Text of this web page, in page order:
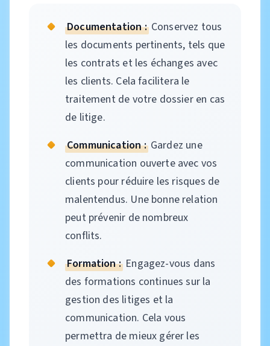
Documentation :Conservez tous
les documents pertinents, tels que
les contrats et les échanges avec
les clients. Cela facilitera le
traitement de votre dossier en cas
de litige.
Communication :Gardez une
communication ouverte avec vos
clients pour réduire les risques de
malentendus. Une bonne relation
peut prévenir de nombreux
conflits.
Formation :Engagez-vous dans
des formations continues sur la
gestion des litiges et la
communication. Cela vous
permettra de mieux gérer les